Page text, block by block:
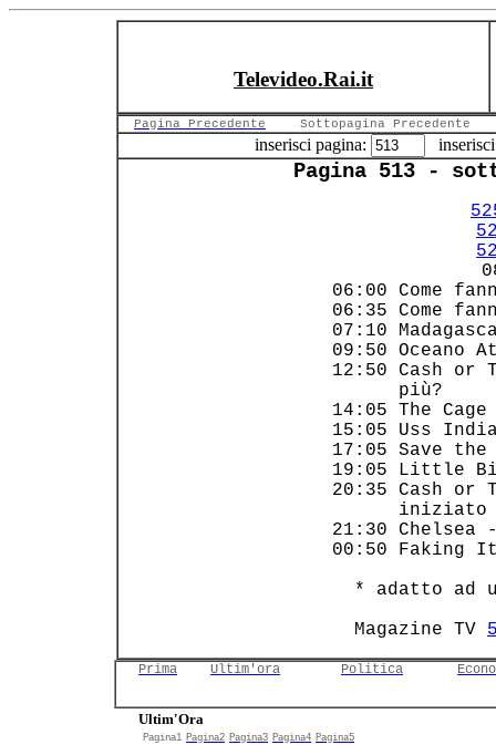
Televideo.Rai.it
Pagina Precedente Sottopagina Precedente
inserisci pagina:
Pagina 513 -
06:00
06:35
07:10
09:50
12:50 Cash
14:05 The
15:05
17:05 Save
19:05
20:35 Cash
21:30
00:50
* adatto ad
   Magazine TV
Prima Ultim'ora Politica
Ultim'Ora
Pagina1 Pagina2 Pagina3 Pagina4 Pagina5